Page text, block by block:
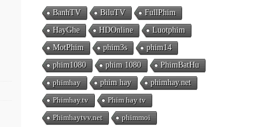
BanhTV BiluTV
FullPhim
HayGhe
HDOnline
Luotphim
MotPhim
phim3s
phim14
phim1080
phim 1080
PhimBatHu
phimhay
phim hay
phimhay.net
Phimhay.tv
Phim hay tv
Phimhaytvv.net
phimmoi